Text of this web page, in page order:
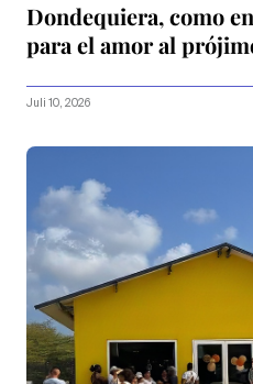
Dondequiera, como
para el amor al
Juli 10, 2026